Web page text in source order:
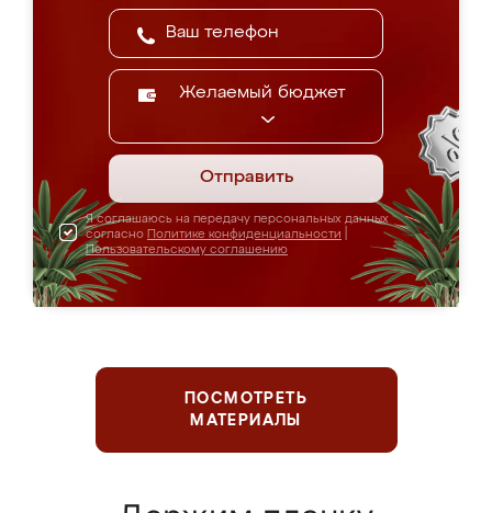
Желаемый бюджет
Отправить
Я соглашаюсь на передачу персональных данных
согласно Политике конфиденциальности
Пользовательскому соглашению
ПОСМОТРЕТЬ
МАТЕРИАЛЫ